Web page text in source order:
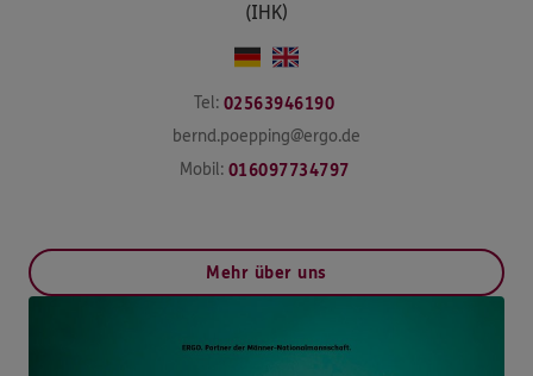
(IHK)
Tel: 02563946190
bernd.poepping@ergo.de
Mobil: 016097734797
Mehr über uns